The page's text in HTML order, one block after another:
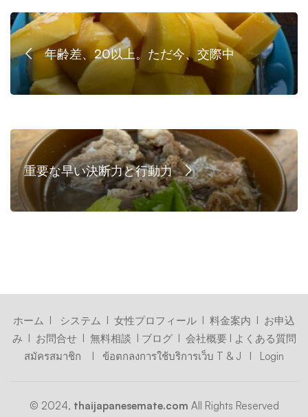
女
性年齢差、20以上。ただ今、交際中
重要な早い決断力と行動力
ホーム I システム I 女性プロフィール I 料金案内 I お申込
み I お問合せI 無料相談 I ブログI 会社概要 I よくある質問
สมัครสมาชิก
I ข้อตกลงการใช้บริการเว็บ T & J I Login
© 2024, thaijapanesemate.com All Rights Reserved